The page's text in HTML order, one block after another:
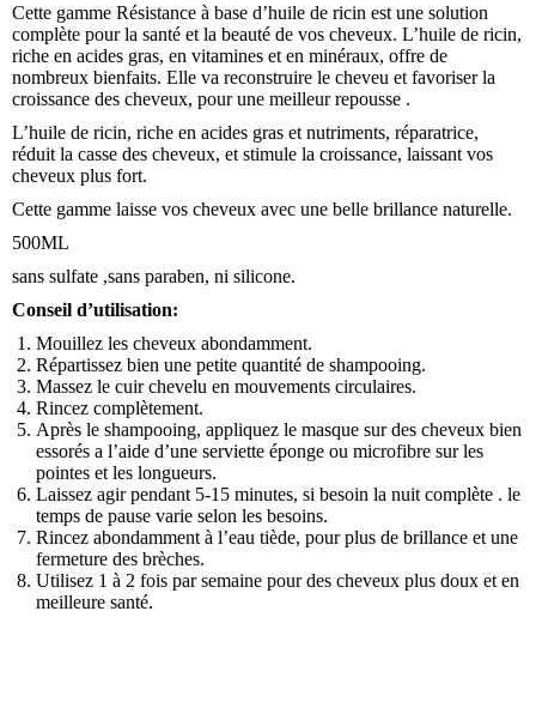
Cette gamme Résistance à base d’huile de ricin est une solution
complète pour la santé et la beauté de vos cheveux. L’huile de ricin,
riche en acides gras, en vitamines et en minéraux, offre de
nombreux bienfaits. Elle va reconstruire le cheveu et favoriser la
croissance des cheveux, pour une meilleur repousse .
L’huile de ricin, riche en acides gras et nutriments, réparatrice,
réduit la casse des cheveux, et stimule la croissance, laissant vos
cheveux plus fort.
Cette gamme laisse vos cheveux avec une belle brillance naturelle.
500ML
sans sulfate ,sans paraben, ni silicone.
Conseil d’utilisation:
Mouillez les cheveux abondamment.
Répartissez bien une petite quantité de shampooing.
Massez le cuir chevelu en mouvements circulaires.
Rincez complètement.
Après le shampooing, appliquez le masque sur des cheveux bien
essorés a l’aide d’une serviette éponge ou microfibre sur les
pointes et les longueurs.
Laissez agir pendant 5-15 minutes, si besoin la nuit complète . le
temps de pause varie selon les besoins.
Rincez abondamment à l’eau tiède, pour plus de brillance et une
fermeture des brèches.
Utilisez 1 à 2 fois par semaine pour des cheveux plus doux et en
meilleure santé.